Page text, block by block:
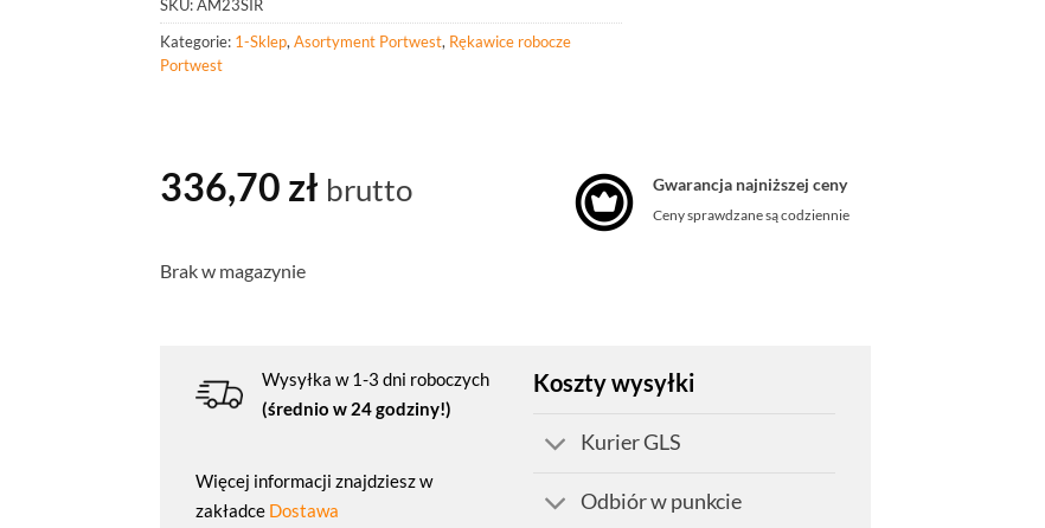
SKU:AM23SIR
Kategorie: 1-Sklep, Asortyment Portwest, Rękawice robocze
Portwest
336,70 zł brutto
Brak w magazynie
Gwarancja najniższej ceny
Ceny sprawdzane są codziennie
Wysyłka w 1-3 dni roboczych
(średnio w 24 godziny!)
Więcej informacji znajdziesz w
zakładce Dostawa
Koszty wysyłki
Kurier GLS
Odbiór w punkcie